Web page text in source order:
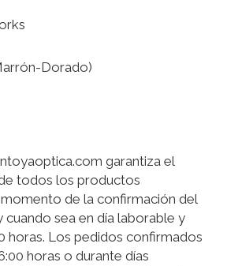
Dorado)
garantiza el
todos los productos
de la confirmación del
sea en día laborable y
horas. Los pedidos confirmados
horas o durante días